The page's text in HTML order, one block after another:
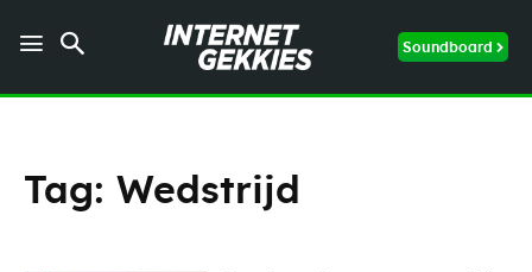
Soundboard
Tag: Wedstrijd